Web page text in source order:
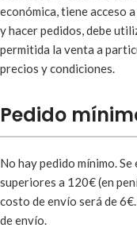
económica, tiene acceso
y hacer pedidos, debe
permitida la venta a
precios y condiciones.
Pedido
No hay pedido mínimo.
superiores a 120€ (en
costo de envío será de
de envío.